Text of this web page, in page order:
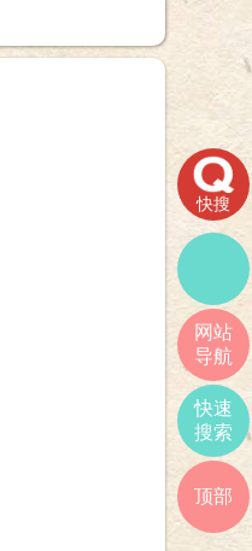
快搜
网站
导航
快速
搜索
顶部